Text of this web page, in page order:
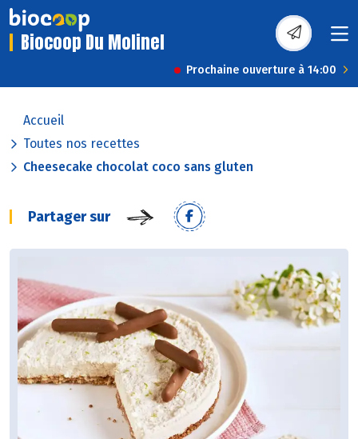
Biocoop Du Molinel
Prochaine ouverture à 14:00
Accueil
Toutes nos recettes
Cheesecake chocolat coco sans gluten
Partager sur